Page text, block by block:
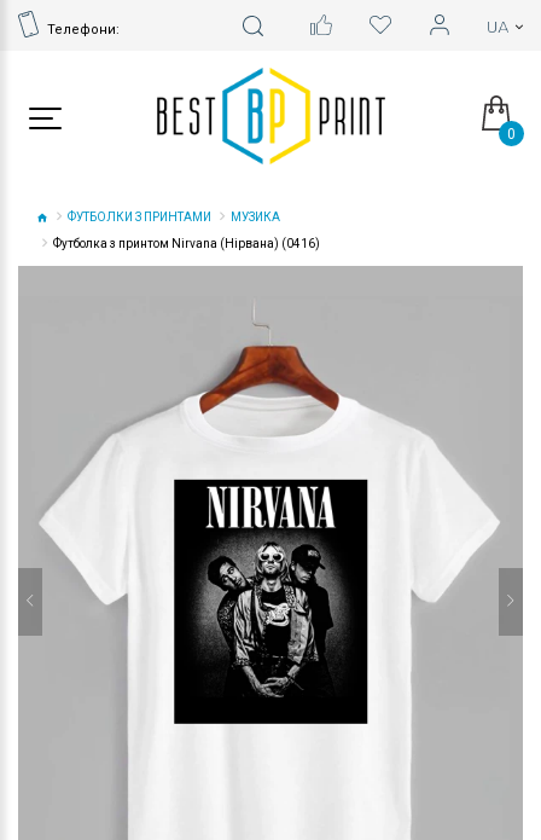
Телефони:
0
ФУТБОЛКИ З ПРИНТАМИ
МУЗИКА
Футболка з принтом Nirvana (Нірвана) (0416)